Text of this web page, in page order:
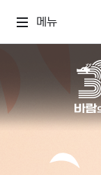
메뉴